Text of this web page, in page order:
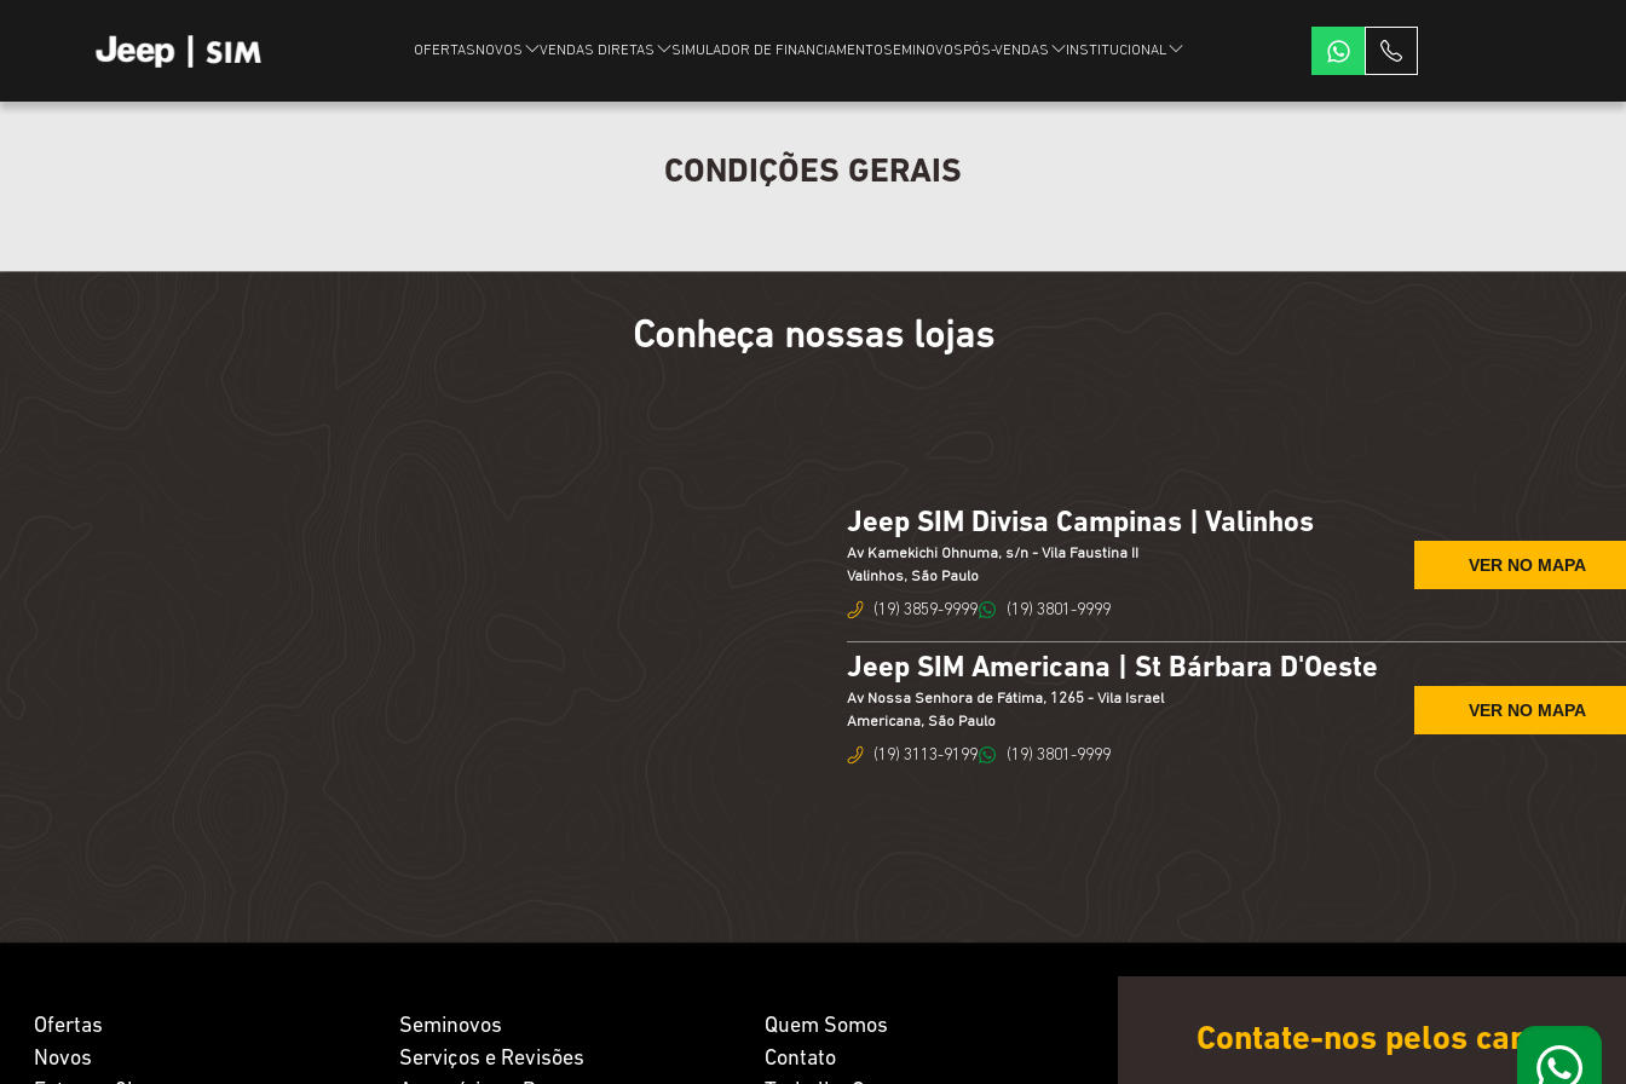
OFERTASNOVOS VENDAS DIRETAS SIMULADOR DE FINANCIAMENTOSEMINOVOSPÓS-VENDAS INSTITUCIONAL
CONDIÇÕES GERAIS
Conheça nossas lojas
Jeep SIM Divisa Campinas | Valinhos
Av Kamekichi Ohnuma, s/n - Vila Faustina II
Valinhos, São Paulo
(19) 3859-9999 (19) 3801-9999
VER NO MAPA
Jeep SIM Americana | St Bárbara D'Oeste
Av Nossa Senhora de Fátima, 1265 - Vila Israel
Americana, São Paulo
(19) 3113-9199 (19) 3801-9999
VER NO MAPA
Ofertas
Novos
Seminovos
Serviços e Revisões
Quem Somos
Contato
Contate-nos pelos canais: